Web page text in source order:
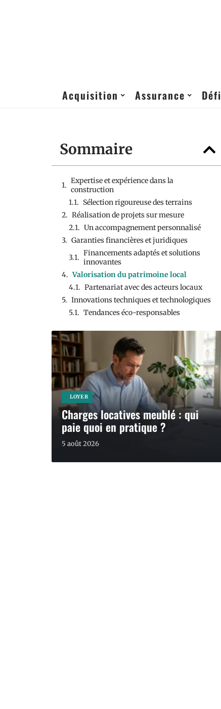
Acquisition Assurance
Sommaire
Expertise et expérience dans la
construction
Sélection rigoureuse des terrains
Réalisation de projets sur mesure
Un accompagnement personnalisé
Garanties financières et juridiques
Financements adaptés et solutions
innovantes
Valorisation du patrimoine local
Partenariat avec des acteurs locaux
Innovations techniques et technologiques
Tendances éco-responsables
LOYER
Charges locatives meublé : qui
paie quoi en pratique ?
5 août 2026